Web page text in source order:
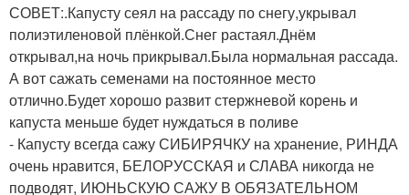
СОВЕТ:.Капусту сеял на рассаду по снегу,укрывал
полиэтиленовой плёнкой.Снег растаял.Днём
открывал,на ночь прикрывал.Была нормальная рассада.
А вот сажать семенами на постоянное место
отлично.Будет хорошо развит стержневой корень и
капуста меньше будет нуждаться в поливе
- Капусту всегда сажу СИБИРЯЧКУ на хранение, РИНДА
очень нравится, БЕЛОРУССКАЯ и СЛАВА никогда не
подводят, ИЮНЬСКУЮ САЖУ В ОБЯЗАТЕЛЬНОМ